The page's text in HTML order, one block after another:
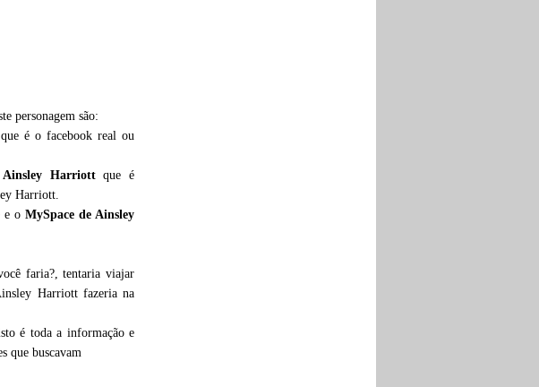
personagem são:
é o facebook real ou
Harriottque é
Harriott.
e oMySpace de Ainsley
faria?, tentaria viajar
Harriott fazeria na
é toda a informação e
que buscavam